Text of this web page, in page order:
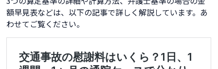
額早見表などは、以下の記事で詳しく解説しています。あ
わせてご覧ください。